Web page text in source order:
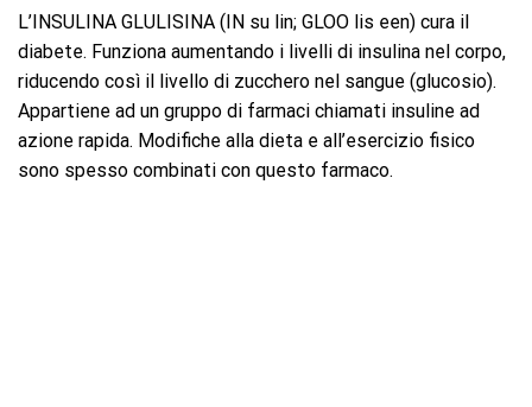
L’INSULINA GLULISINA (IN su lin; GLOO lis een) cura il
diabete. Funziona aumentando i livelli di insulina nel corpo,
riducendo così il livello di zucchero nel sangue (glucosio).
Appartiene ad un gruppo di farmaci chiamati insuline ad
azione rapida. Modifiche alla dieta e all’esercizio fisico
sono spesso combinati con questo farmaco.